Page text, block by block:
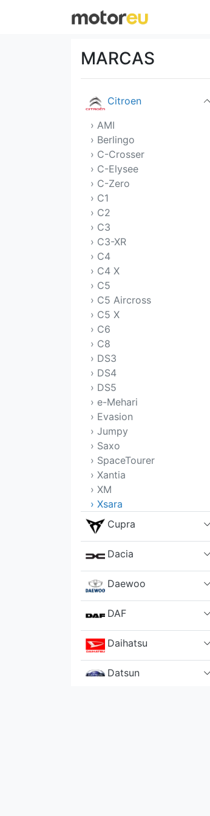
MARCAS
Chery
Citroen
› AMI
› Berlingo
› C-Crosser
› C-Elysee
› C-Zero
› C1
› C2
› C3
› C3-XR
› C4
› C4 X
› C5
› C5 Aircross
› C5 X
› C6
› C8
› DS3
› DS4
› DS5
› e-Mehari
› Evasion
› Jumpy
› Saxo
› SpaceTourer
› Xantia
› XM
› Xsara
Cupra
Dacia
Daewoo
DAF
Daihatsu
Datsun